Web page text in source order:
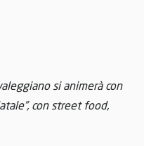
si animerà con
con street food,